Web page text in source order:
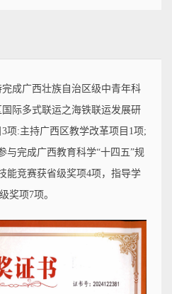
成广西壮族自治区级中青年科
际多式联运之海铁联运发展研
项:主持广西区教学改革项目1项;
与完成广西教育科学“十四五”规
能竞赛获省级奖项4项，指导学
奖项7项。